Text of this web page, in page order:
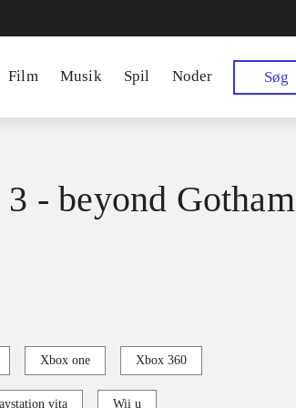
Film Musik Spil Noder Søg
- beyond Gotham
Xbox one Xbox 360
vita Wii u